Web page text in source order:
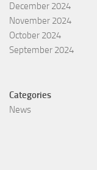
December 2024
November 2024
October 2024
September 2024
Categories
News